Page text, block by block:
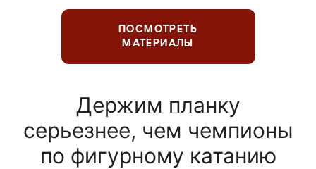
ПОСМОТРЕТЬ
МАТЕРИАЛЫ
Держим планку
серьезнее, чем чемпионы
по фигурному катанию